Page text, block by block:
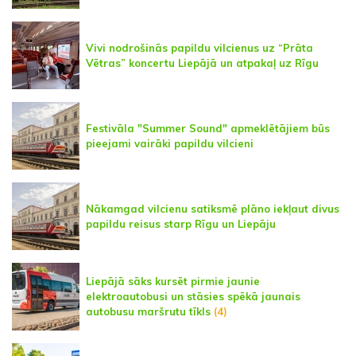
Vivi nodrošinās papildu vilcienus uz “Prāta
Vētras” koncertu Liepājā un atpakaļ uz Rīgu
Festivāla "Summer Sound" apmeklētājiem būs
pieejami vairāki papildu vilcieni
Nākamgad vilcienu satiksmē plāno iekļaut divus
papildu reisus starp Rīgu un Liepāju
Liepājā sāks kursēt pirmie jaunie
elektroautobusi un stāsies spēkā jaunais
autobusu maršrutu tīkls (4)